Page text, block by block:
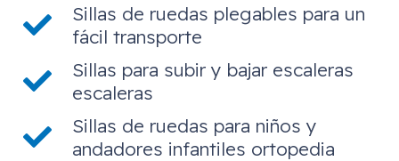
Sillas de ruedas plegables para un
fácil transporte
Sillas para subir y bajar escaleras
escaleras
Sillas de ruedas para niños y
andadores infantiles ortopedia